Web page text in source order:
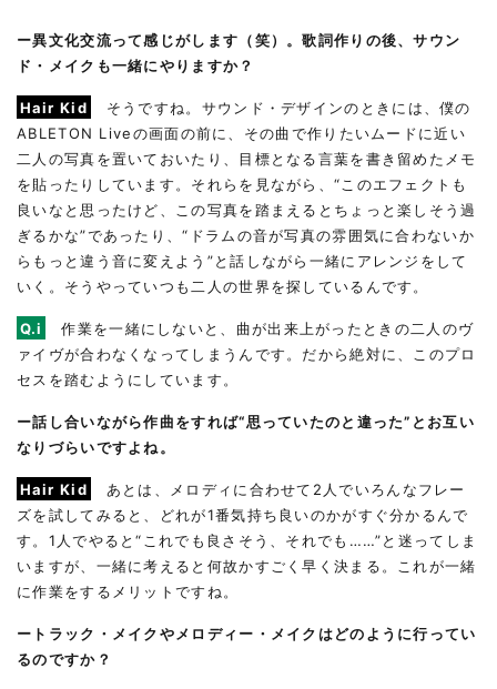
ー異文化交流って感じがします（笑）。歌詞作りの後、サウン
ド・メイクも一緒にやりますか？
Hair Kid
そうですね。サウンド・デザインのときには、僕の
ABLETON Liveの画面の前に、その曲で作りたいムードに近い
二人の写真を置いておいたり、目標となる言葉を書き留めたメモ
を貼ったりしています。それらを見ながら、“このエフェクトも
良いなと思ったけど、この写真を踏まえるとちょっと楽しそう過
ぎるかな”であったり、“ドラムの音が写真の雰囲気に合わないか
らもっと違う音に変えよう”と話しながら一緒にアレンジをして
いく。そうやっていつも二人の世界を探しているんです。
Q.i
作業を一緒にしないと、曲が出来上がったときの二人のヴ
ァイヴが合わなくなってしまうんです。だから絶対に、このプロ
セスを踏むようにしています。
ー話し合いながら作曲をすれば“思っていたのと違った”とお互い
なりづらいですよね。
Hair Kid
あとは、メロディに合わせて2人でいろんなフレー
ズを試してみると、どれが1番気持ち良いのかがすぐ分かるんで
す。1人でやると“これでも良さそう、それでも……”と迷ってしま
いますが、一緒に考えると何故かすごく早く決まる。これが一緒
に作業をするメリットですね。
ートラック・メイクやメロディー・メイクはどのように行ってい
るのですか？